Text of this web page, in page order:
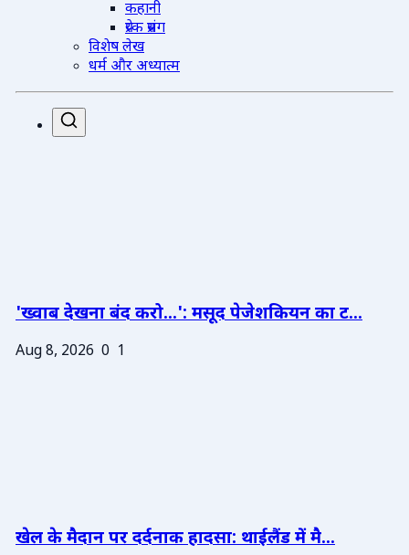
कहानी
प्रेरक प्रसंग
विशेष लेख
धर्म और अध्यात्म
'ख्वाब देखना बंद करो...': मसूद पेजेशकियन का ट...
Aug 8, 2026 0 1
खेल के मैदान पर दर्दनाक हादसा: थाईलैंड में मै...